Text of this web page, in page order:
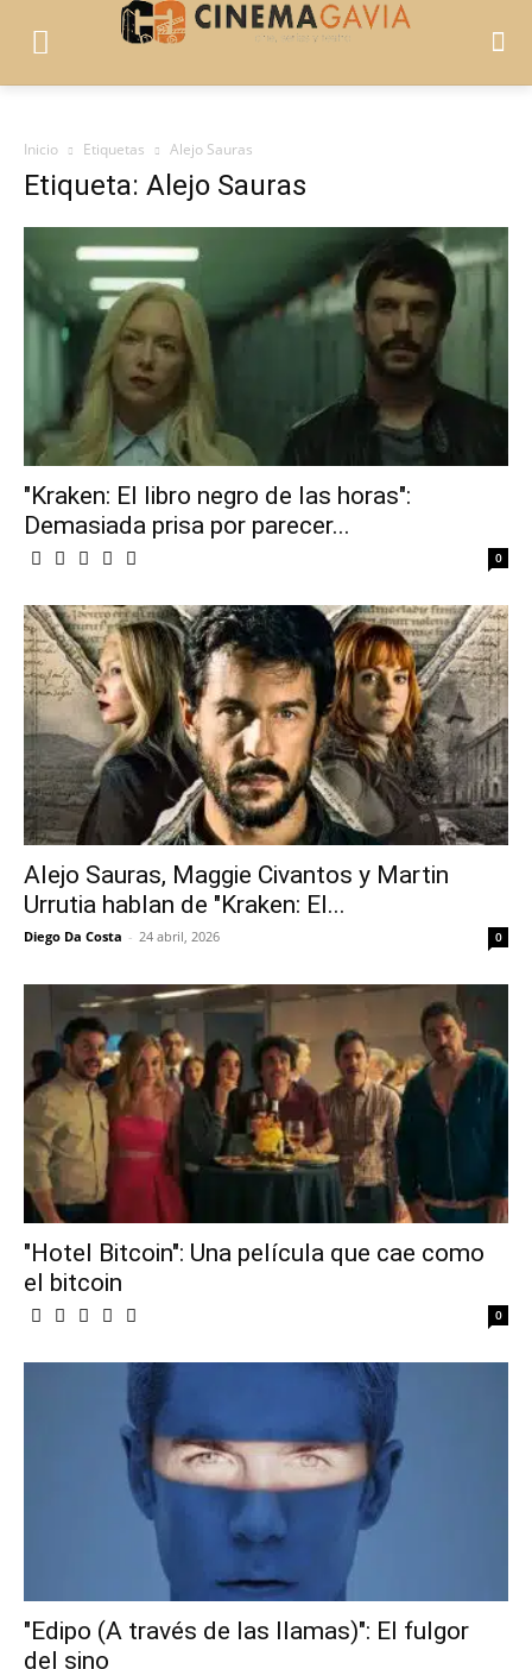
Inicio Etiquetas Alejo Sauras
Etiqueta: Alejo Sauras
"Kraken: El libro negro de las horas":
Demasiada prisa por parecer...
0
Alejo Sauras, Maggie Civantos y Martin
Urrutia hablan de "Kraken: El...
Diego Da Costa - 24 abril, 2026 0
"Hotel Bitcoin": Una película que cae como
el bitcoin
0
"Edipo (A través de las llamas)": El fulgor
del sino